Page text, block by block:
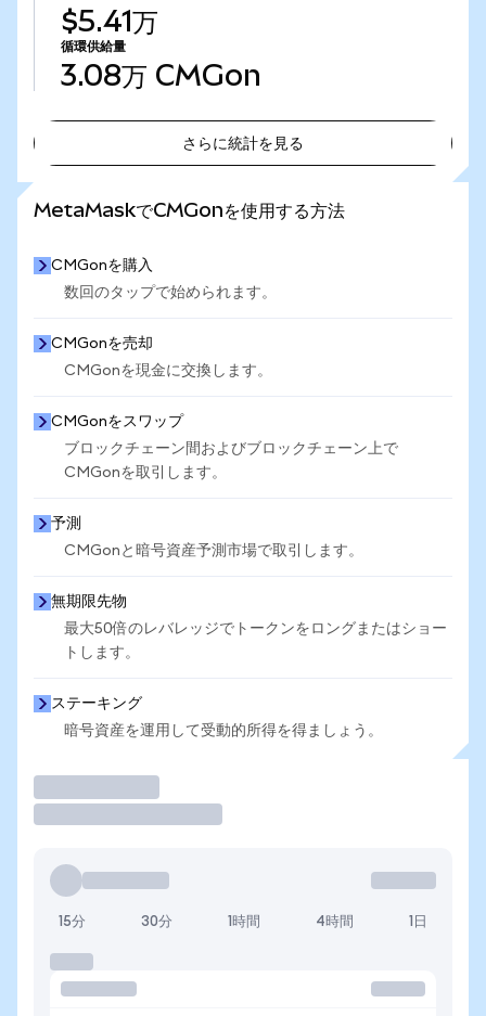
$5.41万
循環供給量
3.08万 CMGon
さらに統計を見る
MetaMaskでCMGonを使用する方法
CMGonを購入
数回のタップで始められます。
CMGonを売却
CMGonを現金に交換します。
CMGonをスワップ
ブロックチェーン間およびブロックチェーン上で
CMGonを取引します。
予測
CMGonと暗号資産予測市場で取引します。
無期限先物
最大50倍のレバレッジでトークンをロングまたはショー
トします。
ステーキング
暗号資産を運用して受動的所得を得ましょう。
15分 30分 1時間 4時間 1日